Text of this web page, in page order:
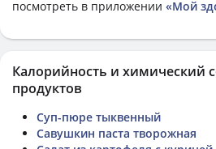
посмотреть в приложении «Мой
Калорийность и химический
продуктов
Суп-пюре тыквенный
Савушкин паста творожная